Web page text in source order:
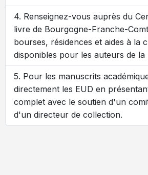
Renseignez-vous auprès du
livre de Bourgogne-Franche-
bourses, résidences et aides à la
disponibles pour les auteurs de la
Pour les manuscrits
directement les EUD en
complet avec le soutien d'un
d'un directeur de collection.